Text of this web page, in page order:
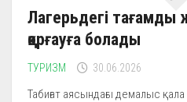
Лагерьдегі тағамды
қорғауға болады
ТУРИЗМ 30.06.2026
Табиғат аясындағы демалыс қала